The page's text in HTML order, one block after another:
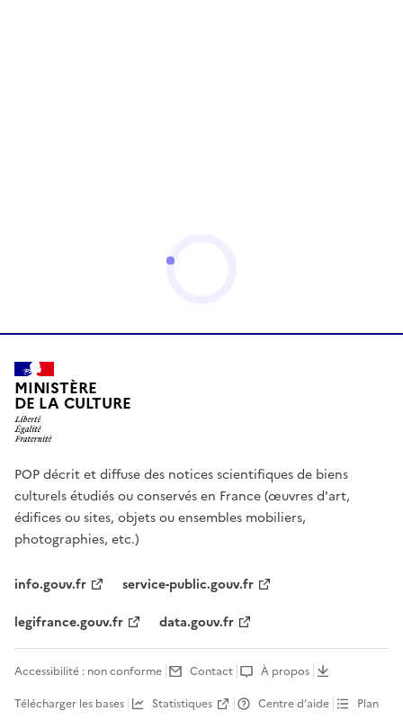
MINISTÈRE
DE LA CULTURE
POP décrit et diffuse des notices scientifiques de biens
culturels étudiés ou conservés en France (œuvres d'art,
édifices ou sites, objets ou ensembles mobiliers,
photographies, etc.)
info.gouv.fr
service-public.gouv.fr
legifrance.gouv.fr
data.gouv.fr
Accessibilité : non conforme Contact
À propos
Télécharger les bases
Statistiques Centre d’aide Plan